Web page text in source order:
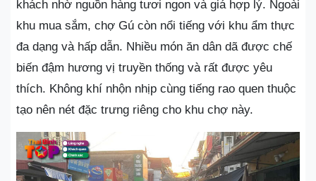
khách nhờ nguồn hàng tươi ngon và giá hợp lý. Ngoài
khu mua sắm, chợ Gú còn nổi tiếng với khu ẩm thực
đa dạng và hấp dẫn. Nhiều món ăn dân dã được chế
biến đậm hương vị truyền thống và rất được yêu
thích. Không khí nhộn nhịp cùng tiếng rao quen thuộc
tạo nên nét đặc trưng riêng cho khu chợ này.